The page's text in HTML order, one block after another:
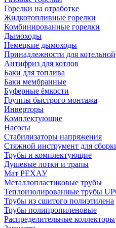
Горелки на отработке
Жидкотопливные горелки
Комбинированные горелки
Дымоходы
Немецкие дымоходы
Принадлежности для котельной
Антифриз для котлов
Баки для топлива
Баки мембранные
Буферные ёмкости
Группы быстрого монтажа
Инверторы
Комплектующие
Насосы
Стабилизаторы напряжения
Стяжной инструмент для
Трубы и комплектующие
Душевые лотки и трапы
Мат РЕХАУ
Металлопластиковые трубы
Теплоизолированные трубы
Трубы из сшитого полиэтилена
Трубы полипропиленовые
Распределительные коллекторы